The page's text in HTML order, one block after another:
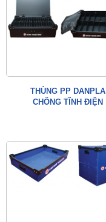
THÙNG PP DANPLA
CHỐNG TĨNH ĐIỆN